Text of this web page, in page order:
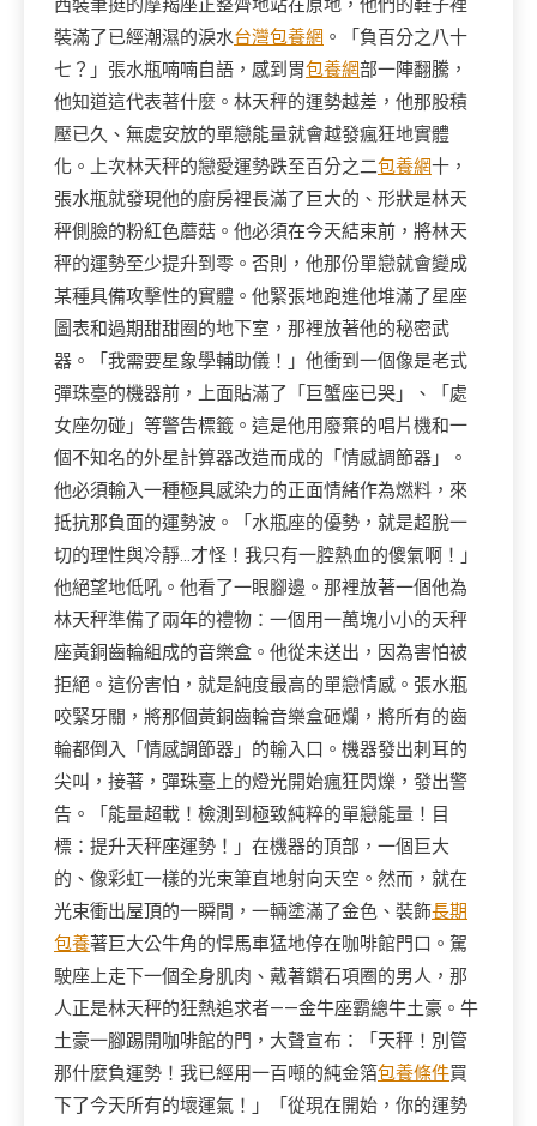
西裝筆挺的摩羯座正整齊地站在原地，他們的鞋子裡
裝滿了已經潮濕的淚水台灣包養網 。「負百分之八十
七？」張水瓶喃喃自語，感到胃包養網部一陣翻騰，
他知道這代表著什麼。林天秤的運勢越差，他那股積
壓已久、無處安放的單戀能量就會越發瘋狂地實體
化。上次林天秤的戀愛運勢跌至百分之二包養網十，
張水瓶就發現他的廚房裡長滿了巨大的、形狀是林天
秤側臉的粉紅色蘑菇。他必須在今天結束前，將林天
秤的運勢至少提升到零。否則，他那份單戀就會變成
某種具備攻擊性的實體。他緊張地跑進他堆滿了星座
圖表和過期甜甜圈的地下室，那裡放著他的秘密武
器。「我需要星象學輔助儀！」他衝到一個像是老式
彈珠臺的機器前，上面貼滿了「巨蟹座已哭」、「處
女座勿碰」等警告標籤。這是他用廢棄的唱片機和一
個不知名的外星計算器改造而成的「情感調節器」。
他必須輸入一種極具感染力的正面情緒作為燃料，來
抵抗那負面的運勢波。「水瓶座的優勢，就是超脫一
切的理性與冷靜…才怪！我只有一腔熱血的傻氣啊！」
他絕望地低吼。他看了一眼腳邊。那裡放著一個他為
林天秤準備了兩年的禮物：一個用一萬塊小小的天秤
座黃銅齒輪組成的音樂盒。他從未送出，因為害怕被
拒絕。這份害怕，就是純度最高的單戀情感。張水瓶
咬緊牙關，將那個黃銅齒輪音樂盒砸爛，將所有的齒
輪都倒入「情感調節器」的輸入口。機器發出刺耳的
尖叫，接著，彈珠臺上的燈光開始瘋狂閃爍，發出警
告。「能量超載！檢測到極致純粹的單戀能量！目
標：提升天秤座運勢！」在機器的頂部，一個巨大
的、像彩虹一樣的光束筆直地射向天空。然而，就在
光束衝出屋頂的一瞬間，一輛塗滿了金色、裝飾長期
包養著巨大公牛角的悍馬車猛地停在咖啡館門口。駕
駛座上走下一個全身肌肉、戴著鑽石項圈的男人，那
人正是林天秤的狂熱追求者——金牛座霸總牛土豪。牛
土豪一腳踢開咖啡館的門，大聲宣布：「天秤！別管
那什麼負運勢！我已經用一百噸的純金箔包養條件買
下了今天所有的壞運氣！」「從現在開始，你的運勢